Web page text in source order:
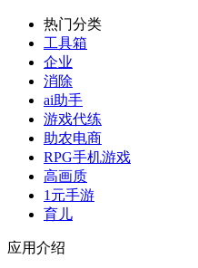
热门分类
工具箱
企业
消除
ai助手
游戏代练
助农电商
RPG手机游戏
高画质
1元手游
育儿
应用介绍